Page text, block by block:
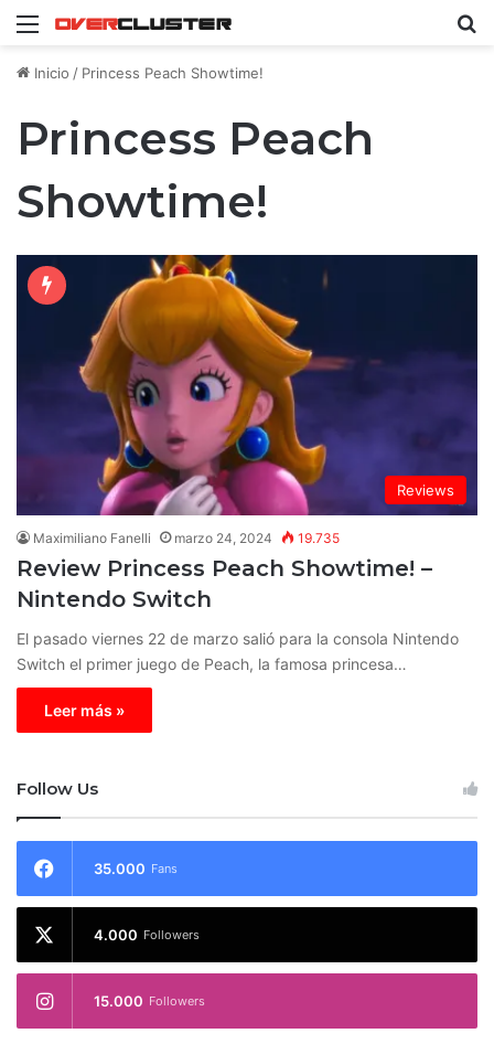
Menú
Inicio / Princess Peach Showtime!
Princess Peach
Showtime!
Reviews
Maximiliano Fanelli marzo 24, 2024 19.735
Review Princess Peach Showtime! –
Nintendo Switch
El pasado viernes 22 de marzo salió para la consola Nintendo
Switch el primer juego de Peach, la famosa princesa…
Leer más »
Follow Us
35.000 Fans
4.000 Followers
15.000 Followers